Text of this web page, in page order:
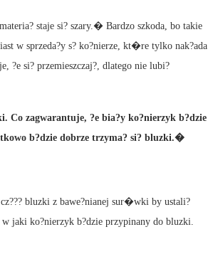
staje si? szary.� Bardzo szkoda, bo takie
w sprzeda?y s? ko?nierze, kt�re tylko nak?ada
?e si? przemieszczaj?, dlatego nie lubi?
Co zagwarantuje, ?e bia?y ko?nierzyk b?dzie
b?dzie dobrze trzyma? si? bluzki.�
bluzki z bawe?nianej sur�wki by ustali?
jaki ko?nierzyk b?dzie przypinany do bluzki.